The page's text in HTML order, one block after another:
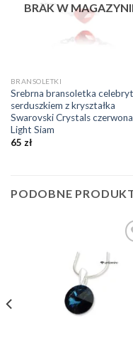
BRAK W
BRANSOLETKI
Srebrna bransoletka
serduszkiem z kryształka
Swarovski Crystals czerwona
Light Siam
65 zł
PODOBNE
Dodaj